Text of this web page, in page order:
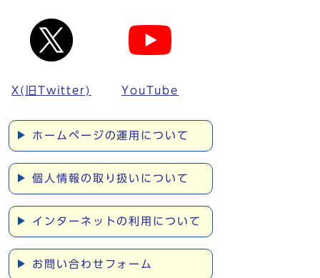
X(旧Twitter) YouTube
ホームページの運用について
個人情報の取り扱いについて
インターネットの利用について
お問い合わせフォーム